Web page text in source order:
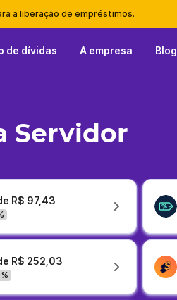
a liberação de empréstimos.
de dívidas A empresa Blog
Servidor
R$ 97,43
R$ 252,03